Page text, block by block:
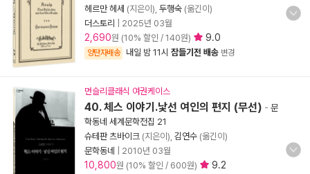
헤르만 헤세 (지은이), 두행숙 (옮긴이)
더스토리
2025년 03월
2,690원 (10% 할인 / 140원) 9.0
양탄자배송 내일 밤 11시 잠들기전 배송 변경
먼슬리클래식 여권케이스
40. 체스 이야기.낯선 여인의 편지 (무선) - 문
학동네 세계문학전집 21
슈테판 츠바이크 (지은이), 김연수 (옮긴이)
문학동네
2010년 03월
10,800원 (10% 할인 / 600원) 9.2